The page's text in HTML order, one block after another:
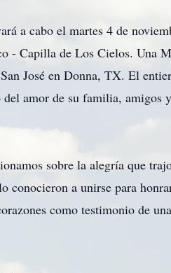
a cabo el martes 4 de
- Capilla de Los Cielos. Una
José en Donna, TX. El
amor de su familia, amigos
sobre la alegría que
conocieron a unirse para
como testimonio de